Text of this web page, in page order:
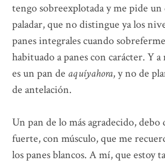
tengo sobreexplotada y me pide un
paladar, que no distingue ya los
panes integrales cuando
habituado a panes con carácter. Y
es un pan de aquíyahora, y no de
de antelación.
Un pan de lo más agradecido, debo
fuerte, con músculo, que me
los panes blancos. A mí, que estoy